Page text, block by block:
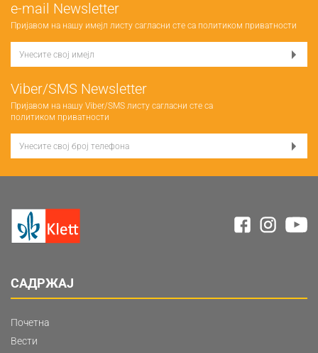
е-mail Newsletter
Пријавом на нашу имејл листу сагласни сте са политиком приватности
Viber/SMS Newsletter
Пријавом на нашу Viber/SMS листу сагласни сте са
политиком приватности
САДРЖАЈ
Почетна
Вести